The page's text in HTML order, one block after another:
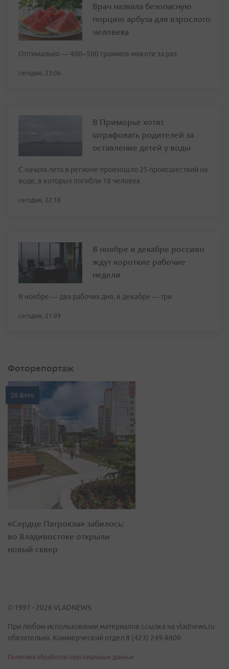
Врач назвала безопасную
порцию арбуза для взрослого
человека
Оптимально — 400–500 граммов мякоти за раз
сегодня, 23:06
В Приморье хотят
штрафовать родителей за
оставление детей у воды
С начала лета в регионе произошло 25 происшествий на
воде, в которых погибли 18 человек
сегодня, 22:18
В ноябре и декабре россиян
ждут короткие рабочие
недели
В ноябре — два рабочих дня, в декабре — три
сегодня, 21:09
Фоторепортаж
20 фото
«Сердце Патрокла» забилось:
во Владивостоке открыли
новый сквер
© 1997 - 2026 VLADNEWS
При любом использовании материалов ссылка на vladnews.ru
обязательна. Коммерческий отдел 8 (423) 249-8800
Политика обработки персональных данных